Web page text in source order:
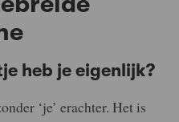
heb je eigenlijk?
‘je’ erachter. Het is